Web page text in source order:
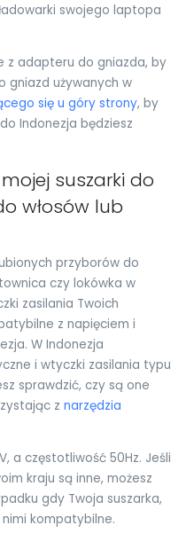
swojego laptopa
z adapteru do gniazda, by
gniazd używanych w
się u góry strony, by
Indonezja będziesz
suszarki do
włosów lub
przyborów do
czy lokówka w
zasilania Twoich
z napięciem i
W Indonezja
i wtyczki zasilania typu
sprawdzić, czy są one
z narzędzia
a częstotliwość 50Hz. Jeśli
kraju są inne, możesz
gdy Twoja suszarka,
kompatybilne.